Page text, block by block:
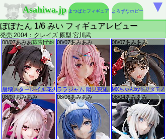
Asahiwa.jp よつばとフィギュア よろずなホビー
ぽぽたん 1/6 みい フィギュアレビュー
発売:2004：クレイズ 原型:宮川武
▼